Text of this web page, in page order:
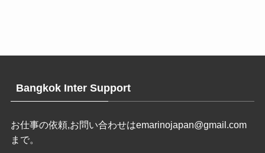
Bangkok Inter Support
お仕事の依頼,お問い合わせはemarinojapan@gmail.com
まで。